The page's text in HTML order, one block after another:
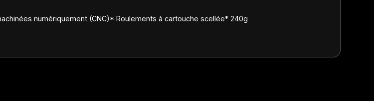
numériquement (CNC)* Roulements à cartouche scellée* 240g